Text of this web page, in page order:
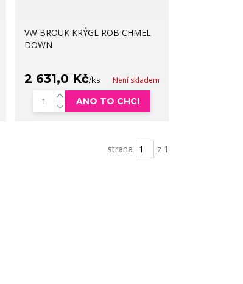
VW BROUK KRÝGL ROB CHMEL
DOWN
2 631,0 Kč/ks Není skladem
ANO TO CHCI
strana z 1